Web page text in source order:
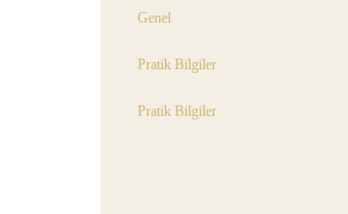
Genel
Pratik Bilgiler
Pratik Bilgiler